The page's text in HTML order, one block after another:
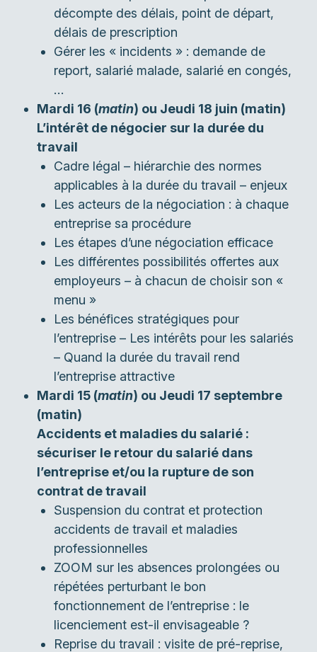
décompte des délais, point de départ,
délais de prescription
Gérer les « incidents » : demande de
report, salarié malade, salarié en congés,
…
Mardi 16 (matin) ou Jeudi 18 juin (matin)
L’intérêt de négocier sur la durée du
travail
Cadre légal – hiérarchie des normes
applicables à la durée du travail – enjeux
Les acteurs de la négociation : à chaque
entreprise sa procédure
Les étapes d’une négociation efficace
Les différentes possibilités offertes aux
employeurs – à chacun de choisir son «
menu »
Les bénéfices stratégiques pour
l’entreprise – Les intérêts pour les salariés
– Quand la durée du travail rend
l’entreprise attractive
Mardi 15 (matin) ou Jeudi 17 septembre
(matin)
Accidents et maladies du salarié :
sécuriser le retour du salarié dans
l’entreprise et/ou la rupture de son
contrat de travail
Suspension du contrat et protection
accidents de travail et maladies
professionnelles
ZOOM sur les absences prolongées ou
répétées perturbant le bon
fonctionnement de l’entreprise : le
licenciement est-il envisageable ?
Reprise du travail : visite de pré-reprise,